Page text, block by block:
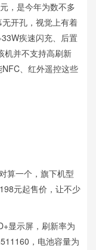
，是今年为数不多
开孔，视觉上有着
疾速闪充、后置
机并不支持高刷新
、红外遥控这些
算一个，旗下机型
元起售价，让不少
显示屏，刷新率为
，电池容量为